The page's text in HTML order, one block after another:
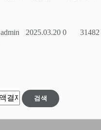
admin 2025.03.20 0 31482
검색